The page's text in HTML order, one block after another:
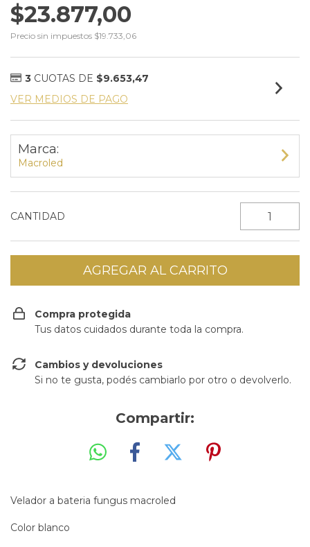
$23.877,00
Precio sin impuestos $19.733,06
3 CUOTAS DE $9.653,47
VER MEDIOS DE PAGO
Marca:
Macroled
CANTIDAD
Compra protegida
Tus datos cuidados durante toda la compra.
Cambios y devoluciones
Si no te gusta, podés cambiarlo por otro o devolverlo.
Compartir:
Velador a bateria fungus macroled
Color blanco